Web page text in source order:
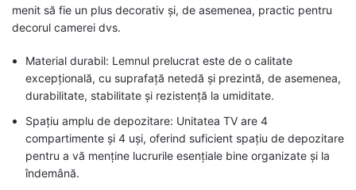
menit să fie un plus decorativ și, de asemenea, practic pentru
decorul camerei dvs.
Material durabil: Lemnul prelucrat este de o calitate
excepțională, cu suprafață netedă și prezintă, de asemenea,
durabilitate, stabilitate și rezistență la umiditate.
Spațiu amplu de depozitare: Unitatea TV are 4
compartimente și 4 uși, oferind suficient spațiu de depozitare
pentru a vă menține lucrurile esențiale bine organizate și la
îndemână.